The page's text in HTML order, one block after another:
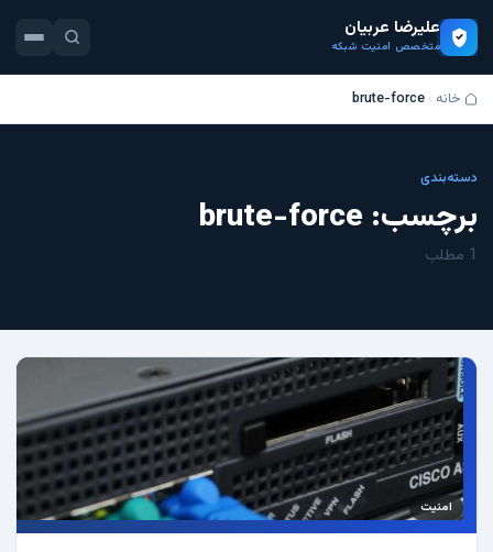
علیرضا عربیان
متخصص امنیت شبکه
خانه brute-force
دسته‌بندی
برچسب: brute-force
1 مطلب
امنیت